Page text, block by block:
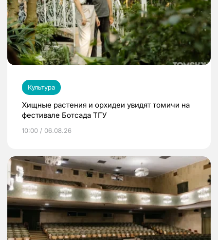
Культура
Хищные растения и орхидеи увидят томичи на
фестивале Ботсада ТГУ
10:00 / 06.08.26